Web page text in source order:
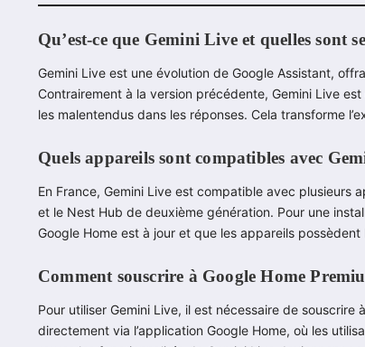
Qu’est-ce que Gemini Live et quelles sont
Gemini Live est une évolution de Google Assistant,
Contrairement à la version précédente, Gemini Live
les malentendus dans les réponses. Cela transforme
Quels appareils sont compatibles avec
En France, Gemini Live est compatible avec plusieurs
et le Nest Hub de deuxième génération. Pour une
Google Home est à jour et que les appareils
Comment souscrire à Google Home
Pour utiliser Gemini Live, il est nécessaire de
directement via l’application Google Home, où les